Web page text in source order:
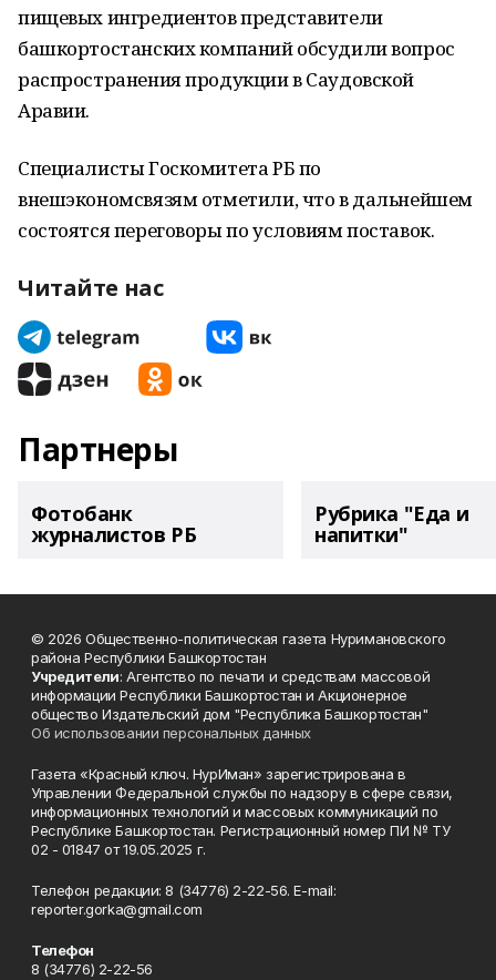
пищевых ингредиентов представители
башкортостанских компаний обсудили вопрос
распространения продукции в Саудовской
Аравии.
Специалисты Госкомитета РБ по
внешэкономсвязям отметили, что в дальнейшем
состоятся переговоры по условиям поставок.
Читайте нас
Партнеры
Фотобанк
журналистов РБ
Рубрика "Еда и
напитки"
© 2026 Общественно-политическая газета Нуримановского
района Республики Башкортостан
Учредители: Агентство по печати и средствам массовой
информации Республики Башкортостан и Акционерное
общество Издательский дом "Республика Башкортостан"
Об использовании персональных данных
Газета «Красный ключ. НурИман» зарегистрирована в
Управлении Федеральной службы по надзору в сфере связи,
информационных технологий и массовых коммуникаций по
Республике Башкортостан. Регистрационный номер ПИ № ТУ
02 - 01847 от 19.05.2025 г.
Телефон редакции: 8 (34776) 2-22-56. E-mail:
reporter.gorka@gmail.com
Телефон
8 (34776) 2-22-56